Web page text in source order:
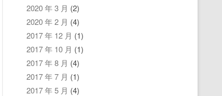
2020 年 3 月 (2)
2020 年 2 月 (4)
2017 年 12 月 (1)
2017 年 10 月 (1)
2017 年 8 月 (4)
2017 年 7 月 (1)
2017 年 5 月 (4)